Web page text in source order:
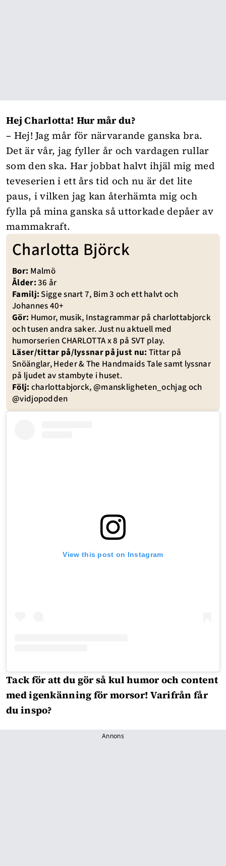
Hej Charlotta! Hur mår du?
– Hej! Jag mår för närvarande ganska bra.
Det är vår, jag fyller år och vardagen rullar
som den ska. Har jobbat halvt ihjäl mig med
teveserien i ett års tid och nu är det lite
paus, i vilken jag kan återhämta mig och
fylla på mina ganska så uttorkade depåer av
mammakraft.
Charlotta Björck
Bor: Malmö
Ålder:36 år
Familj:Sigge snart 7, Bim 3 och ett halvt och
Johannes 40+
Gör: Humor, musik, Instagrammar på charlottabjorck
och tusen andra saker. Just nu aktuell med
humorserienCHARLOTTA x 8 på SVT play.
Läser/tittar på/lyssnar på just nu: Tittar på
Snöänglar, Heder & The Handmaids Tale samt lyssnar
på ljudet av stambyte i huset.
Följ: charlottabjorck,@manskligheten_ochjagoch
@vidjopodden
View this post on Instagram
Tack för att du gör så kul humor och content
med igenkänning för morsor! Varifrån får
du inspo?
Annons